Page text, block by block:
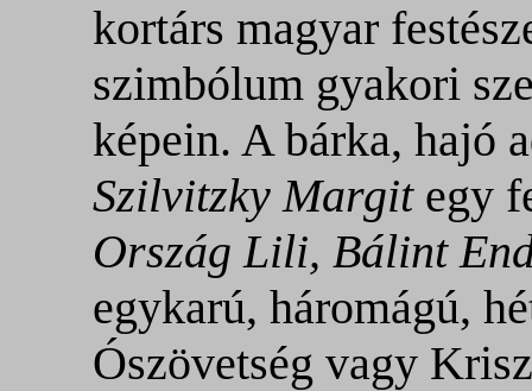
kortárs magyar
szimbólum gyakori
képein. A bárka, hajó
Szilvitzky Margitegy
Ország Lili, Bálint
egykarú, háromágú,
Ószövetség vagy